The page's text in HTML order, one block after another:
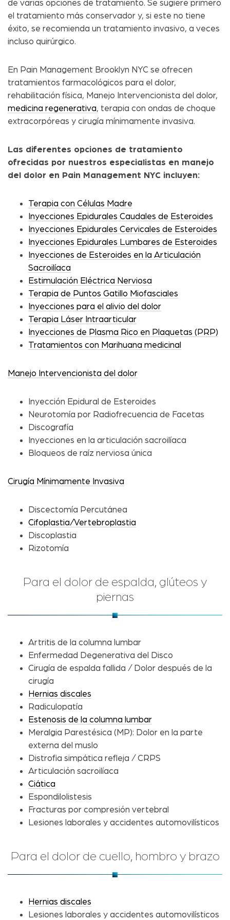
de varias opciones de tratamiento. Se sugiere primero
el tratamiento más conservador y, si este no tiene
éxito, se recomienda un tratamiento invasivo, a veces
incluso quirúrgico.
En Pain Management Brooklyn NYC se ofrecen
tratamientos farmacológicos para el dolor,
rehabilitación física, Manejo Intervencionista del dolor,
medicina regenerativa, terapia con ondas de choque
extracorpóreas y cirugía mínimamente invasiva.
Las diferentes opciones de tratamiento
ofrecidas por nuestros especialistas en manejo
del dolor en Pain Management NYC incluyen:
Terapia con Células Madre
Inyecciones Epidurales Caudales de Esteroides
Inyecciones Epidurales Cervicales de Esteroides
Inyecciones Epidurales Lumbares de Esteroides
Inyecciones de Esteroides en la Articulación
Sacroilíaca
Estimulación Eléctrica Nerviosa
Terapia de Puntos Gatillo Miofasciales
Inyecciones para el alivio del dolor
Terapia Láser Intraarticular
Inyecciones de Plasma Rico en Plaquetas (PRP)
Tratamientos con Marihuana medicinal
Manejo Intervencionista del dolor
Inyección Epidural de Esteroides
Neurotomía por Radiofrecuencia de Facetas
Discografía
Inyecciones en la articulación sacroilíaca
Bloqueos de raíz nerviosa única
Cirugía Mínimamente Invasiva
Discectomía Percutánea
Cifoplastia/Vertebroplastia
Discoplastia
Rizotomía
Para el dolor de espalda, glúteos y
piernas
Artritis de la columna lumbar
Enfermedad Degenerativa del Disco
Cirugía de espalda fallida / Dolor después de la
cirugía
Hernias discales
Radiculopatía
Estenosis de la columna lumbar
Meralgia Parestésica (MP): Dolor en la parte
externa del muslo
Distrofia simpática refleja / CRPS
Articulación sacroilíaca
Ciática
Espondilolistesis
Fracturas por compresión vertebral
Lesiones laborales y accidentes automovilísticos
Para el dolor de cuello, hombro y brazo
Hernias discales
Lesiones laborales y accidentes automovilísticos